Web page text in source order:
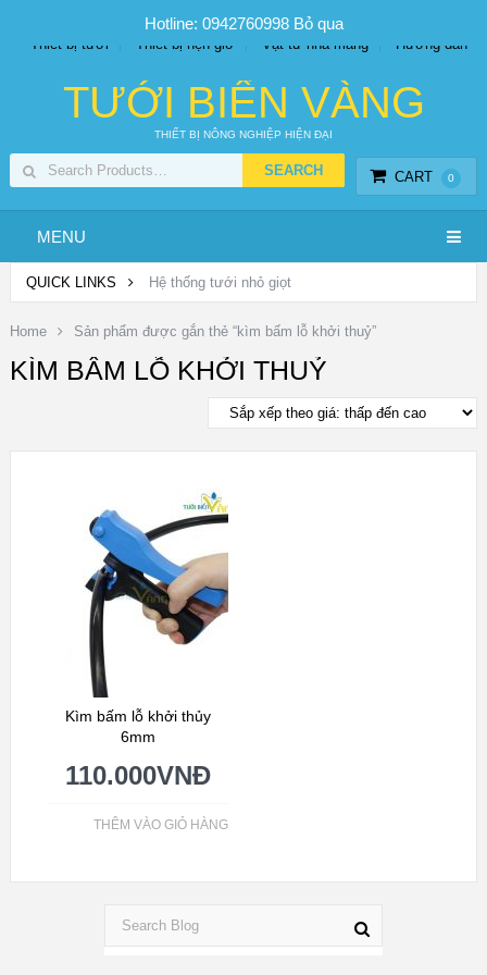
SP PHUN SƯƠNG GIÁ TỐT Bộ KIT tưới
Thiết bị tưới
Thiết bị hẹn giờ Vật tư nhà màng Hướng dẫn
TƯỚI BIỂN VÀNG
THIẾT BỊ NÔNG NGHIỆP HIỆN ĐẠI
CART 0
MENU
QUICK LINKS Hệ thống tưới nhỏ giọt
Home Sản phẩm được gắn thẻ “kìm bấm lỗ khởi thuỷ”
KÌM BẤM LỖ KHỞI THUỶ
Kìm bấm lỗ khởi thủy
6mm
110.000VNĐ
THÊM VÀO GIỎ HÀNG
Hotline: 0942760998 Bỏ qua